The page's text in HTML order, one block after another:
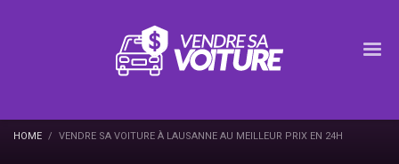
HOME VENDRE SA VOITURE À LAUSANNE AU MEILLEUR PRIX EN 24H